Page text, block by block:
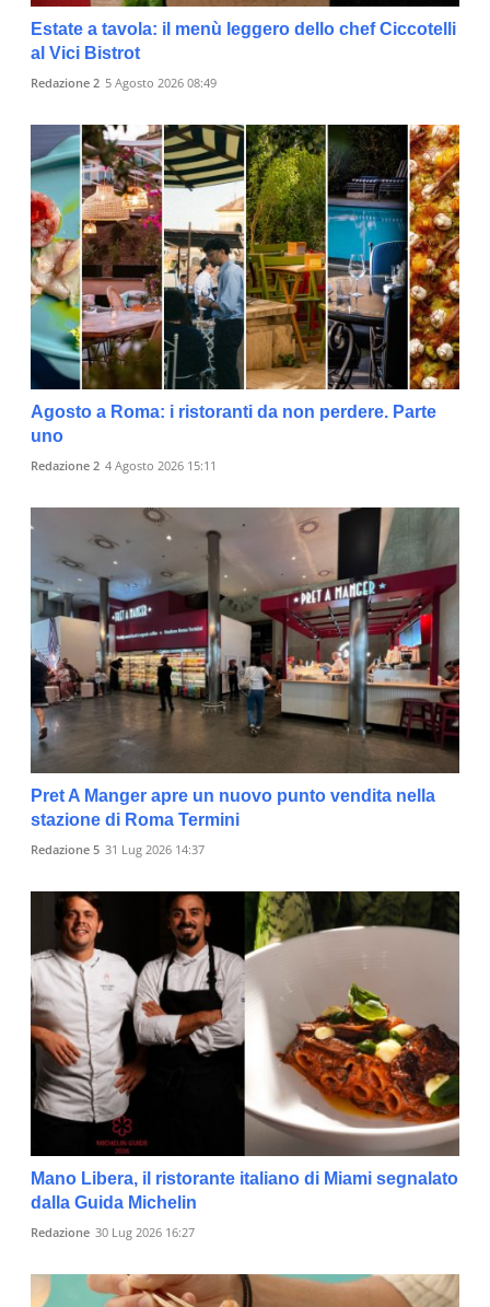
Estate a tavola: il menù leggero dello chef Ciccotelli
al Vici Bistrot
Redazione 2 5 Agosto 2026 08:49
Agosto a Roma: i ristoranti da non perdere. Parte
uno
Redazione 2 4 Agosto 2026 15:11
Pret A Manger apre un nuovo punto vendita nella
stazione di Roma Termini
Redazione 5 31 Lug 2026 14:37
Mano Libera, il ristorante italiano di Miami segnalato
dalla Guida Michelin
Redazione 30 Lug 2026 16:27